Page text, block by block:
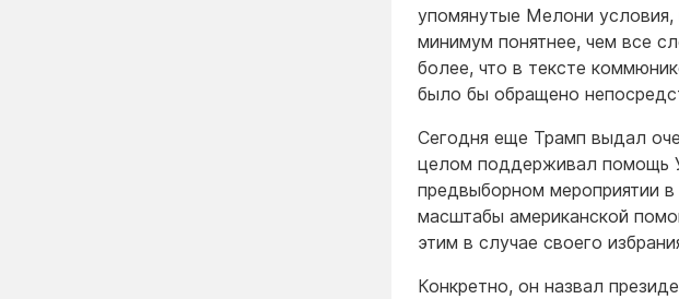
упомянутые Мелони условия,
минимум понятнее, чем все
более, что в тексте
было бы обращено
Сегодня еще Трамп выдал
целом поддерживал помощь
предвыборном мероприятии
масштабы американской
этим в случае своего
Конкретно, он назвал